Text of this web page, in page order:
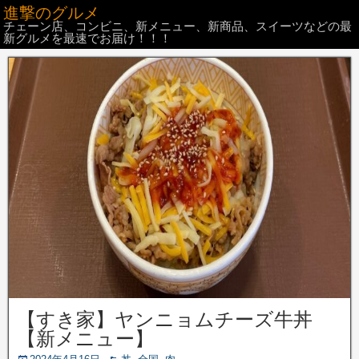
進撃のグルメ
チェーン店、コンビニ、新メニュー、新商品、スイーツなどの最
新グルメを最速でお届け！！！
【すき家】ヤンニョムチーズ牛丼
【新メニュー】